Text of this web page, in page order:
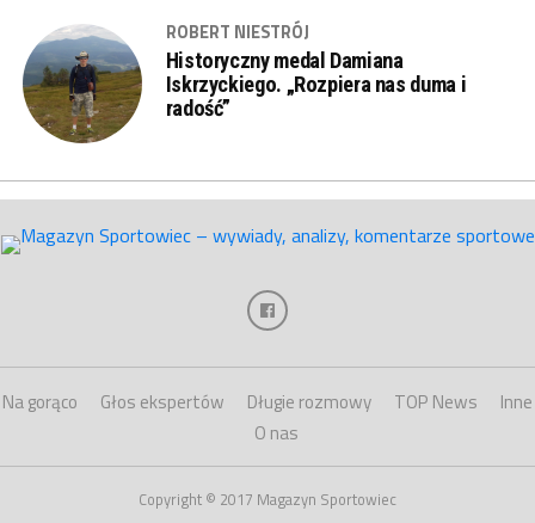
ROBERT NIESTRÓJ
Historyczny medal Damiana
Iskrzyckiego. „Rozpiera nas duma i
radość”
Na gorąco Głos ekspertów Długie rozmowy TOP News
Inne
O nas
Copyright © 2017 Magazyn Sportowiec